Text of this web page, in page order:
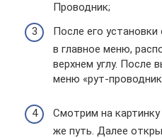
Проводник;
После его
в главное меню,
верхнем углу. После
меню «рут-
Смотрим на
же путь. Далее